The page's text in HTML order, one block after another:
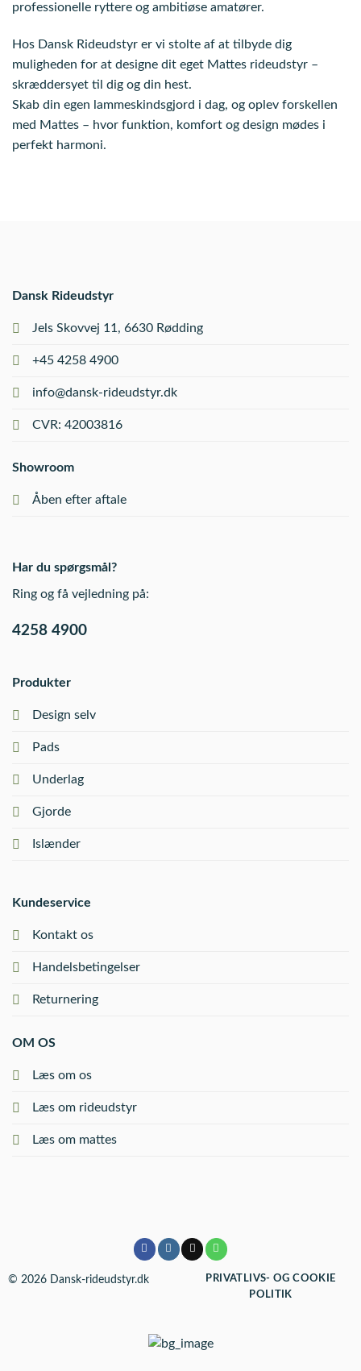
professionelle ryttere og ambitiøse amatører.
Hos Dansk Rideudstyr er vi stolte af at tilbyde dig
muligheden for at designe dit eget Mattes rideudstyr –
skræddersyet til dig og din hest.
Skab din egen lammeskindsgjord i dag, og oplev forskellen
med Mattes – hvor funktion, komfort og design mødes i
perfekt harmoni.
Dansk Rideudstyr
Jels Skovvej 11, 6630 Rødding
+45 4258 4900
info@dansk-rideudstyr.dk
CVR: 42003816
Showroom
Åben efter aftale
Produkter
Design selv
Pads
Underlag
Gjorde
Islænder
Kundeservice
Kontakt os
Handelsbetingelser
Returnering
OM OS
Læs om os
Læs om rideudstyr
Læs om mattes
Har du spørgsmål?
Ring og få vejledning på:
4258 4900
© 2026 Dansk-rideudstyr.dk
PRIVATLIVS- OG COOKIE
POLITIK